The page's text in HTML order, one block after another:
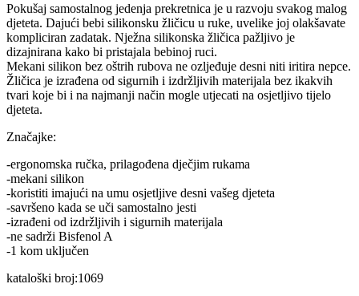
Pokušaj samostalnog jedenja prekretnica je u razvoju svakog malog
djeteta. Dajući bebi silikonsku žličicu u ruke, uvelike joj olakšavate
kompliciran zadatak. Nježna silikonska žličica pažljivo je
dizajnirana kako bi pristajala bebinoj ruci.
Mekani silikon bez oštrih rubova ne ozljeđuje desni niti iritira nepce.
Žličica je izrađena od sigurnih i izdržljivih materijala bez ikakvih
tvari koje bi i na najmanji način mogle utjecati na osjetljivo tijelo
djeteta.
Značajke:
-ergonomska ručka, prilagođena dječjim rukama
-mekani silikon
-koristiti imajući na umu osjetljive desni vašeg djeteta
-savršeno kada se uči samostalno jesti
-izrađeni od izdržljivih i sigurnih materijala
-ne sadrži Bisfenol A
-1 kom uključen
kataloški broj:1069